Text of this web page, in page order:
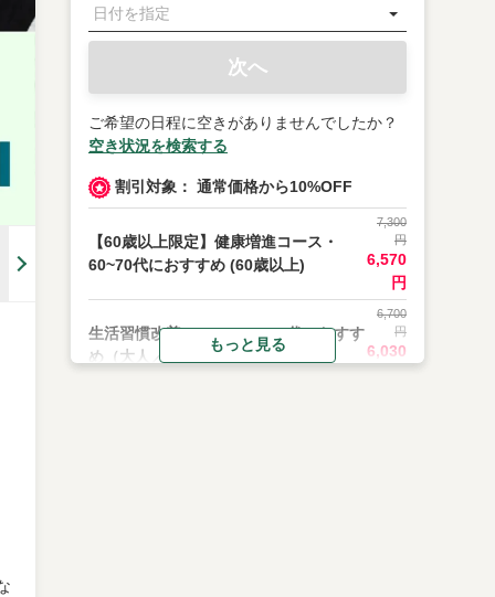
次へ
ご希望の日程に空きがありませんでしたか？
空き状況を検索する
割引対象： 通常価格から10%OFF
【60歳以上限定】健康増進コース・
60~70代におすすめ (60歳以上)
7,300
円
6,570
円
生活習慣改善コース・40~50代におすす
め（大人／高校生以上６０歳未満）
6,700
円
6,030
もっと見る